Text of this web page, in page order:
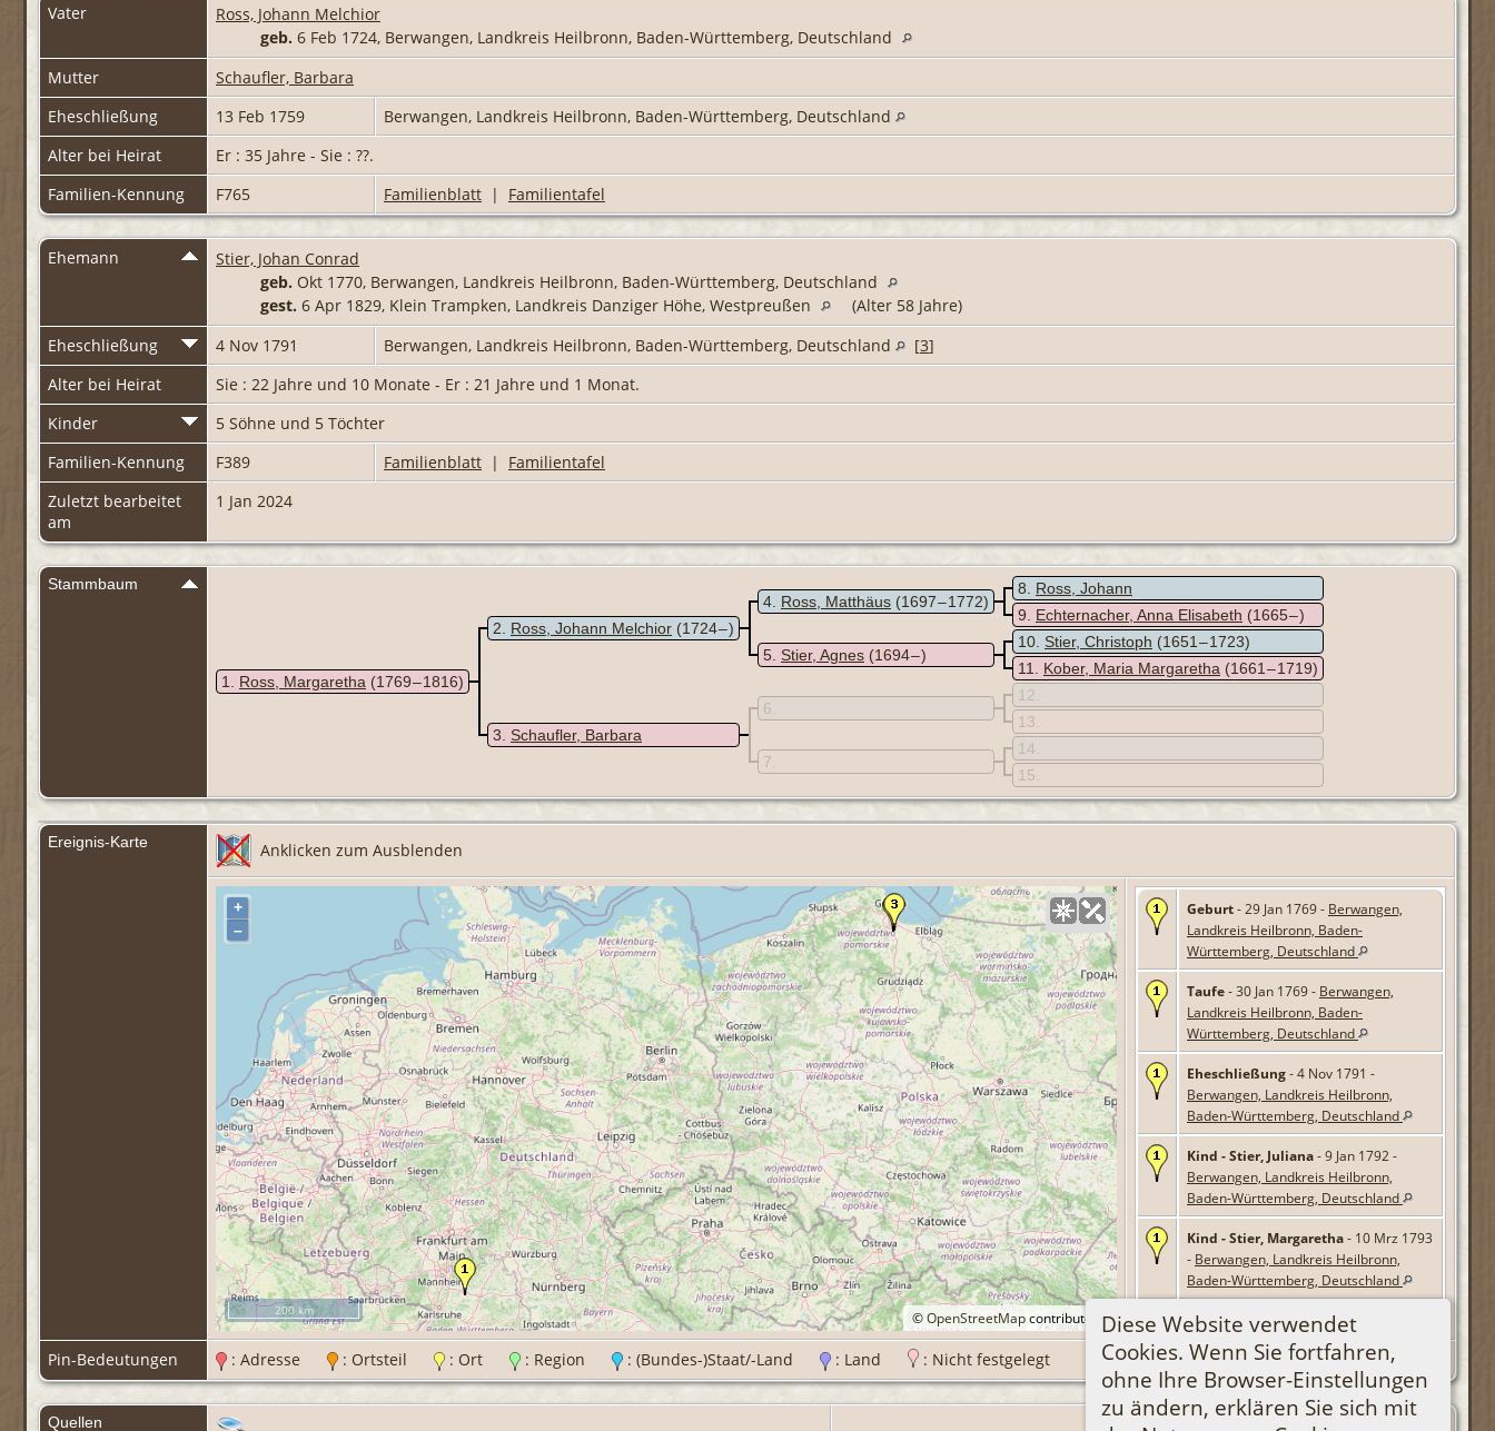
Diese Website verwendet
Cookies. Wenn Sie fortfahren,
ohne Ihre Browser-Einstellungen
zu ändern, erklären Sie sich mit
Vater
Ross, Johann Melchior
geb. 6 Feb 1724, Berwangen, Landkreis Heilbronn, Baden-Württemberg, Deutschland
Mutter
Schaufler, Barbara
Eheschließung
13 Feb 1759
Berwangen, Landkreis Heilbronn, Baden-Württemberg, Deutschland
Alter bei Heirat
Er : 35 Jahre - Sie : ??.
Familien-Kennung
F765 Familienblatt | Familientafel
Ehemann
Stier, Johan Conrad
geb. Okt 1770, Berwangen, Landkreis Heilbronn, Baden-Württemberg, Deutschland
gest. 6 Apr 1829, Klein Trampken, Landkreis Danziger Höhe, Westpreußen
(Alter 58 Jahre)
Eheschließung
4 Nov 1791 Berwangen, Landkreis Heilbronn, Baden-Württemberg, Deutschland [3]
Alter bei Heirat
Sie : 22 Jahre und 10 Monate - Er : 21 Jahre und 1 Monat.
Kinder
5 Söhne und 5 Töchter
Familien-Kennung
F389 Familienblatt | Familientafel
Zuletzt bearbeitet
am
1 Jan 2024
Stammbaum
1 Ross, Margaretha (1769 – 1816)
2 Ross, Johann Melchior (1724 – )
4 Ross, Matthäus (1697 – 1772)
8
Ross, Johann
9
Echternacher, Anna Elisabeth (1665 – )
5 Stier, Agnes (1694 – )
10 Stier, Christoph (1651 – 1723)
11
Kober, Maria Margaretha (1661 – 1719)
3 Schaufler, Barbara
6
12
13
7
14
15
Ereignis-Karte Anklicken zum Ausblenden
+
–
©OpenStreetMapcontributors.
200 km
Geburt- 29 Jan 1769 - Berwangen,
Landkreis Heilbronn, Baden-
Württemberg, Deutschland
Taufe- 30 Jan 1769 - Berwangen,
Landkreis Heilbronn, Baden-
Württemberg, Deutschland
Eheschließung- 4 Nov 1791 -
Berwangen, Landkreis Heilbronn,
Baden-Württemberg, Deutschland
Kind - Stier, Juliana- 9 Jan 1792 -
Berwangen, Landkreis Heilbronn,
Baden-Württemberg, Deutschland
Kind - Stier, Margaretha- 10 Mrz 1793
- Berwangen, Landkreis Heilbronn,
Baden-Württemberg, Deutschland
Kind - Stier, Conrad- 15 Aug 1795 -
Berwangen, Landkreis Heilbronn,
Baden-Württemberg, Deutschland
Kind - Stier, Margaretha- Sep 1797 -
Berwangen, Landkreis Heilbronn,
Pin-Bedeutungen : Adresse : Ortsteil : Ort : Region : (Bundes-)Staat/-Land : Land : Nicht festgelegt
Quellen